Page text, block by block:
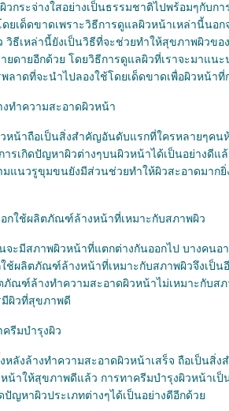
วกระจ่างใสอย่างเป็นธรรมชาติไปพร้อมๆกับ
ยเด็ดขาดเพราะวิธีการดูแลผิวหน้าเหล่านี้นอ
วิธีเหล่านี้ยังเป็นวิธีที่จะช่วยทำให้สุขภาพผิวข
ายดายอีกด้วย โดยวิธีการดูแลผิวที่เราจะมาแ
ลาดที่จะนำไปลองใช้โดยเด็ดขาดเพื่อผิวหน้า
ทำความสะอาดผิวหน้า
หน้าถือเป็นสิ่งสำคัญอันดับแรกที่ใครหลายๆคน
รเกิดปัญหาผิวต่างๆบนผิวหน้าได้เป็นอย่างดีแ
แนวรูขุมขนยังมีส่วนช่วยทำให้ผิวสะอาดมาก
กใช้ผลิตภัณฑ์ล้างหน้าที่เหมาะกับสภาพผิว
ะมีสภาพผิวหน้าที่แตกต่างกันออกไป บางคน
ช้ผลิตภัณฑ์ล้างหน้าที่เหมาะกับสภาพผิวจึงเป็น
ภัณฑ์ล้างทำความสะอาดผิวหน้าไม่เหมาะกับส
มีผิวที่สุขภาพดี
รีมบำรุงผิว
หลังล้างทำความสะอาดผิวหน้าเสร็จ ถือเป็นสิ่
น้าให้สุขภาพดีแล้ว การทาครีมบำรุงผิวหน้าเ
ปัญหาผิวประเภทต่างๆได้เป็นอย่างดีอีกด้ว